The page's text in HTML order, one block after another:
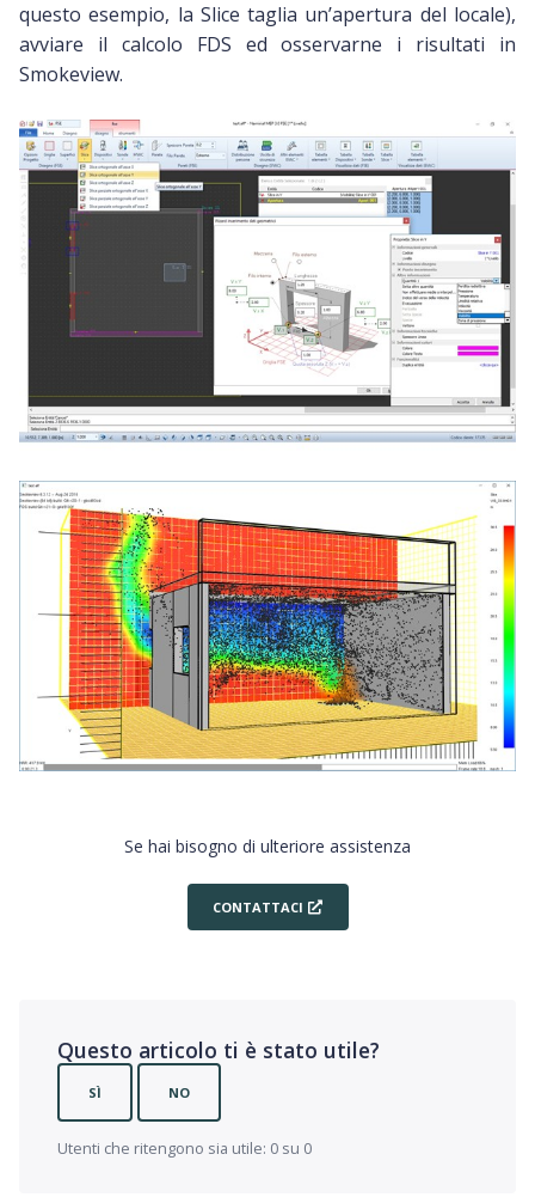
questo esempio, la Slice taglia un’apertura del locale),
avviare il calcolo FDS ed osservarne i risultati in
Smokeview.
Se hai bisogno di ulteriore assistenza
CONTATTACI
Questo articolo ti è stato utile?
SÌ NO
Utenti che ritengono sia utile: 0 su 0